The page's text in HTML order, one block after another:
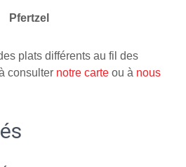
Pfertzel
plats différents au fil des
consulter notre carte ou à nous